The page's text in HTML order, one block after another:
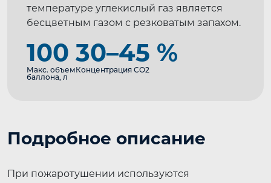
температуре углекислый газ является
бесцветным газом с резковатым запахом.
100
Макс. объем
баллона, л
30–45 %
Концентрация СО2
Подробное описание
При пожаротушении используются